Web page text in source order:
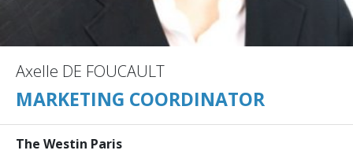
Axelle DE FOUCAULT
MARKETING COORDINATOR
The Westin Paris